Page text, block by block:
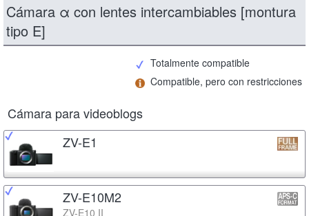
Cámara α con lentes intercambiables [montura
tipo E]
Totalmente compatible
Compatible, pero con restricciones
Cámara para videoblogs
ZV-E1
ZV-E10M2
ZV-E10 II